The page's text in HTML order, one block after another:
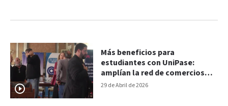
29 de Abril de 2026
Más beneficios para
estudiantes con UniPase:
amplían la red de comercios
adheridos